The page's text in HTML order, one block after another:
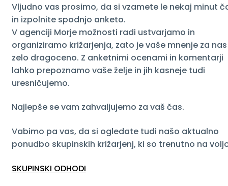
Vljudno vas prosimo, da si vzamete le nekaj minut
in izpolnite spodnjo anketo.
V agenciji Morje možnosti radi ustvarjamo in
organiziramo križarjenja, zato je vaše mnenje za nas
zelo dragoceno. Z anketnimi ocenami in komentarji
lahko prepoznamo vaše želje in jih kasneje tudi
uresničujemo.
Najlepše se vam zahvaljujemo za vaš čas.
Vabimo pa vas, da si ogledate tudi našo aktualno
ponudbo skupinskih križarjenj, ki so trenutno na
SKUPINSKI ODHODI